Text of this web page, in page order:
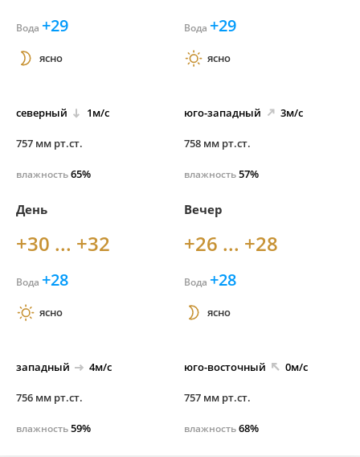
Вода +29
ясно
северный 1м/с
757 мм рт.ст.
влажность65%
Вода +29
ясно
юго-западный 3м/с
758 мм рт.ст.
влажность57%
День
+30 ... +32
Вода +28
ясно
западный 4м/с
756 мм рт.ст.
влажность59%
Вечер
+26 ... +28
Вода +28
ясно
юго-восточный 0м/с
757 мм рт.ст.
влажность68%